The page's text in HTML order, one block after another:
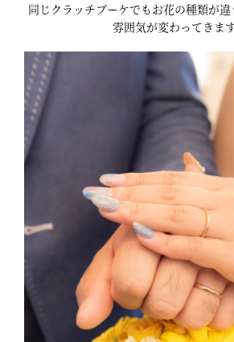
同じクラッチブーケでもお花の種類が
雰囲気が変わってきま